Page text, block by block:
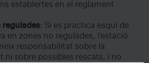
establertes en el reglament
regulades: Si es practica esquí de
en zones no regulades, l’estació
responsabilitat sobre la
ni sobre possibles rescats, i no